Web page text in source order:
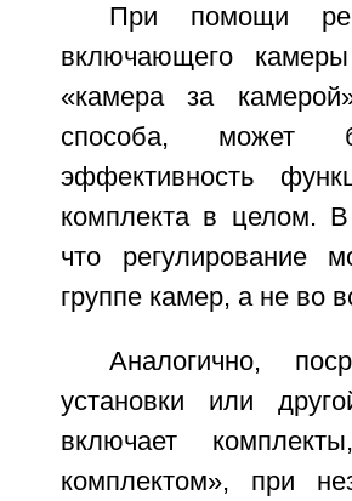
При помощи
включающего
«камера за
способа, может
эффективность
комплекта в целом. В
что регулирование
группе камер, а не во
Аналогично,
установки или
включает
комплектом», при